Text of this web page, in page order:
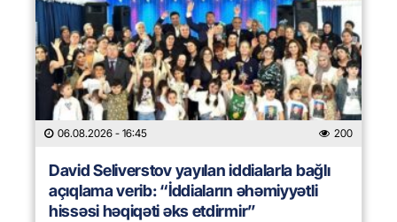
06.08.2026 - 16:45 200
David Seliverstov yayılan iddialarla bağlı
açıqlama verib: “İddiaların əhəmiyyətli
hissəsi həqiqəti əks etdirmir”